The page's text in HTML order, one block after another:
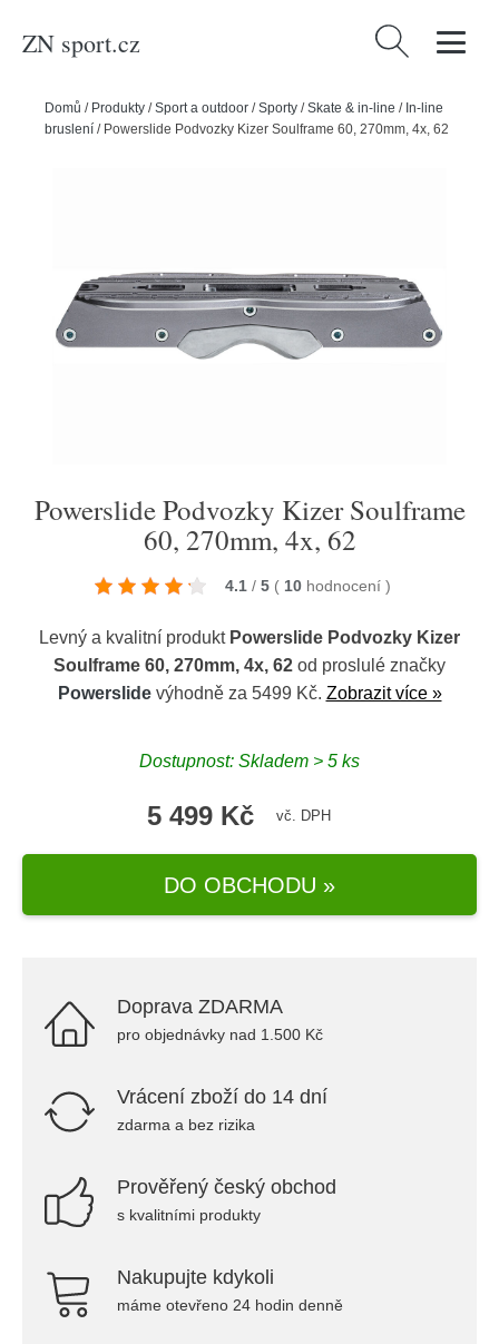
ZN sport.cz Vyhledávání
Domů / Produkty /Sport a outdoor /Sporty /Skate & in-line / In-line
bruslení / Powerslide Podvozky Kizer Soulframe 60, 270mm, 4x, 62
Powerslide Podvozky Kizer Soulframe
60, 270mm, 4x, 62
4.1 / 5 ( 10 hodnocení )
Levný a kvalitní produkt Powerslide Podvozky Kizer
Soulframe 60, 270mm, 4x, 62 od proslulé značky
Powerslidevýhodně za 5499 Kč. Zobrazit více »
Dostupnost: Skladem > 5 ks
5 499 Kč vč. DPH
DO OBCHODU »
Doprava ZDARMA
pro objednávky nad 1.500 Kč
Vrácení zboží do 14 dní
zdarma a bez rizika
Prověřený český obchod
s kvalitními produkty
Nakupujte kdykoli
máme otevřeno 24 hodin denně